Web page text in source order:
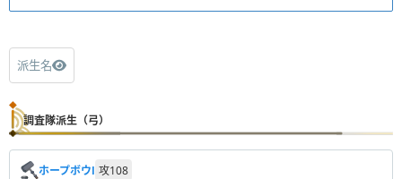
派生名
調査隊派生（弓）
ホープボウⅠ 攻108